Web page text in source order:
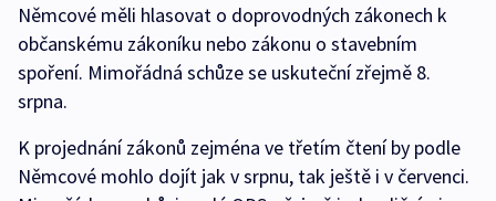
Němcové měli hlasovat o doprovodných zákonech k
občanskému zákoníku nebo zákonu o stavebním
spoření. Mimořádná schůze se uskuteční zřejmě 8.
srpna.
K projednání zákonů zejména ve třetím čtení by podle
Němcové mohlo dojít jak v srpnu, tak ještě i v červenci.